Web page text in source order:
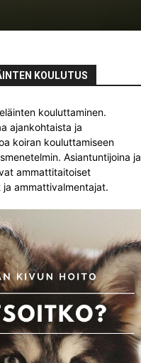
KOULUTUS
kouluttaminen.
ajankohtaista ja
koiran kouluttamiseen
Asiantuntijoina ja
ammattitaitoiset
ammattivalmentajat.